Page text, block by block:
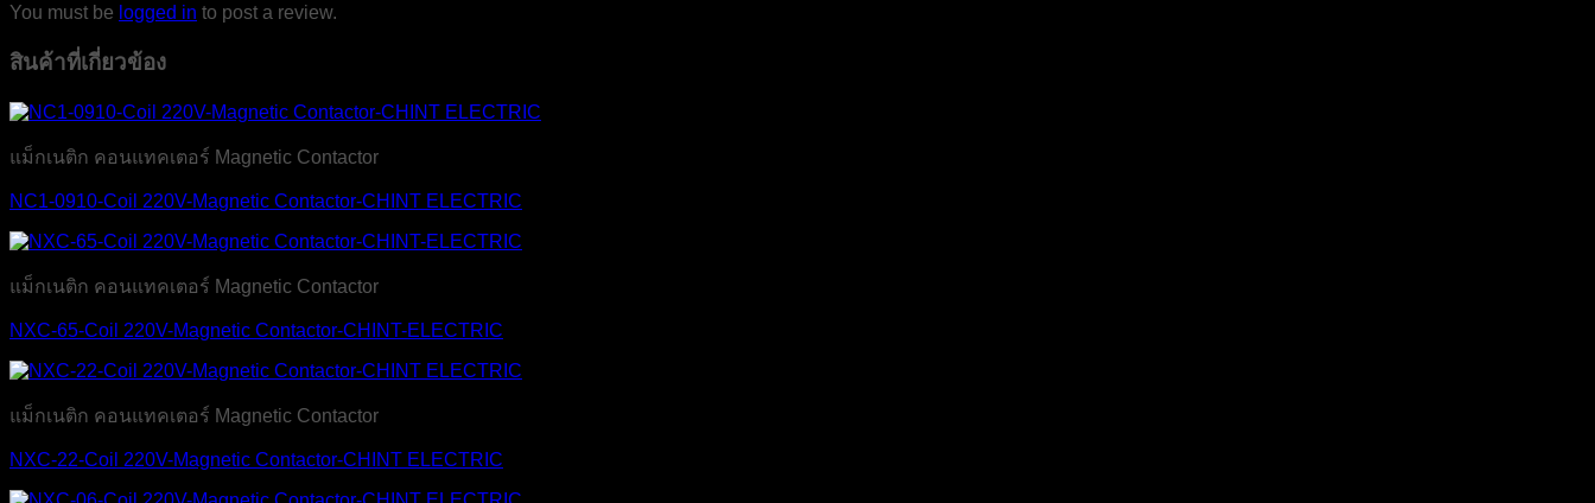
You must be logged in to post a review.
สินค้าที่เกี่ยวข้อง
แม็กเนติก คอนแทคเตอร์ Magnetic Contactor
NC1-0910-Coil 220V-Magnetic Contactor-CHINT ELECTRIC
แม็กเนติก คอนแทคเตอร์ Magnetic Contactor
NXC-65-Coil 220V-Magnetic Contactor-CHINT-ELECTRIC
แม็กเนติก คอนแทคเตอร์ Magnetic Contactor
NXC-22-Coil 220V-Magnetic Contactor-CHINT ELECTRIC